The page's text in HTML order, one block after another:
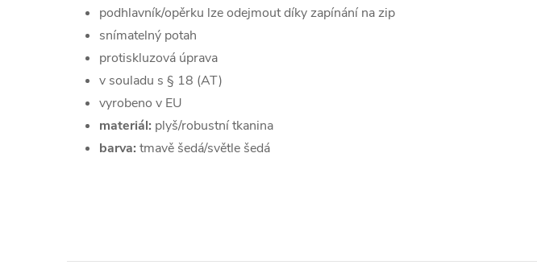
podhlavník/opěrku lze odejmout díky zapínání na zip
snímatelný potah
protiskluzová úprava
v souladu s § 18 (AT)
vyrobeno v EU
materiál: plyš/robustní tkanina
barva: tmavě šedá/světle šedá